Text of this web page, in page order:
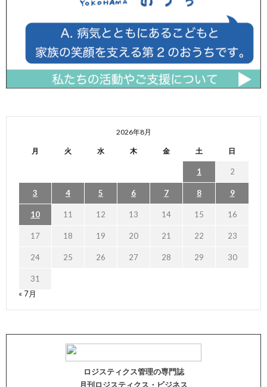
2026年8月
月 火 水 木 金 土 日
1 2
3 4 5 6 7 8 9
10 11 12 13 14 15 16
17 18 19 20 21 22 23
24 25 26 27 28 29 30
31
« 7月
ロジスティクス管理の専門誌
月刊ロジスティクス・ビジネス